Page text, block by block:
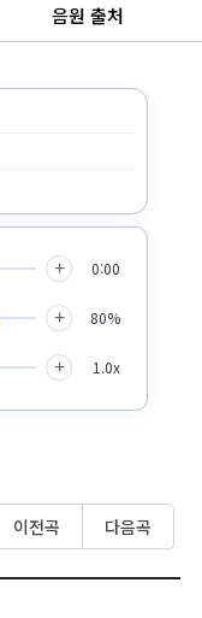
음원 출처
+ 0:00
+ 80%
+ 1.0x
이전곡 다음곡